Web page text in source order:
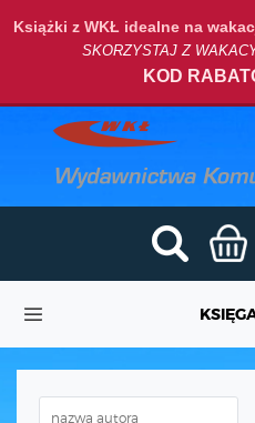
Książki z WKŁ idealne na
SKORZYSTAJ Z
KOD